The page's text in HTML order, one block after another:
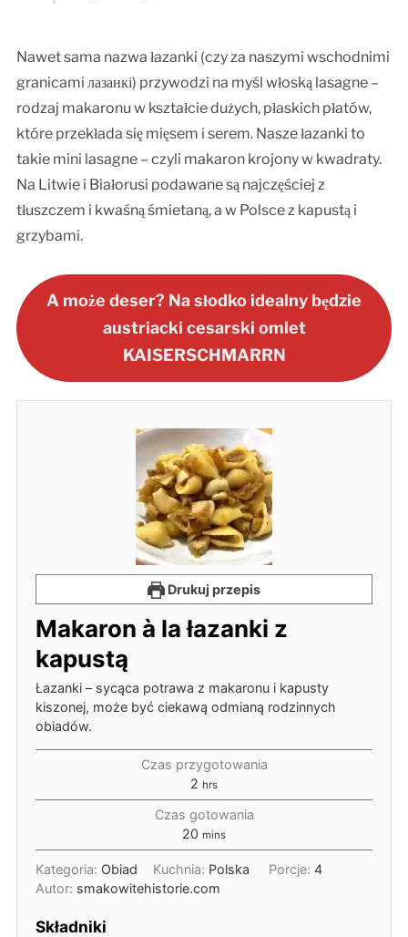
Nawet sama nazwa łazanki (czy za naszymi wschodnimi
granicami лазанкі) przywodzi na myśl włoską lasagne –
rodzaj makaronu w kształcie dużych, płaskich płatów,
które przekłada się mięsem i serem. Nasze łazanki to
takie mini lasagne – czyli makaron krojony w kwadraty.
Na Litwie i Białorusi podawane są najczęściej z
tłuszczem i kwaśną śmietaną, a w Polsce z kapustą i
grzybami.
A może deser? Na słodko idealny będzie
austriacki cesarski omlet
KAISERSCHMARRN
Drukuj przepis
Makaron à la łazanki z
kapustą
Łazanki – sycąca potrawa z makaronu i kapusty
kiszonej, może być ciekawą odmianą rodzinnych
obiadów.
Czas przygotowania
2 hrs
Czas gotowania
20 mins
Kategoria: Obiad Kuchnia: Polska Porcje:4
Autor: smakowitehistorie.com
Składniki